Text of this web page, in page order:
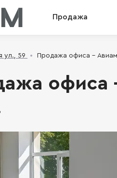
Продажа
ул., 59 Продажа офиса -
офиса